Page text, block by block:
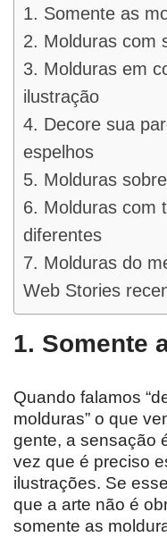
1. Somente as
2. Molduras com
3. Molduras em
ilustração
4. Decore sua
espelhos
5. Molduras
6. Molduras com
diferentes
7. Molduras do
Web Stories
1. Somente
Quando falamos
molduras” o que
gente, a sensação
vez que é preciso
ilustrações. Se
que a arte não é
somente as